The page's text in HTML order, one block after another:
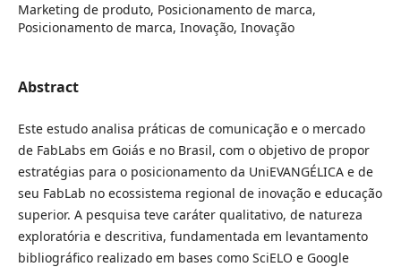
Marketing de produto, Posicionamento de marca,
Posicionamento de marca, Inovação, Inovação
Abstract
Este estudo analisa práticas de comunicação e o mercado
de FabLabs em Goiás e no Brasil, com o objetivo de propor
estratégias para o posicionamento da UniEVANGÉLICA e de
seu FabLab no ecossistema regional de inovação e educação
superior. A pesquisa teve caráter qualitativo, de natureza
exploratória e descritiva, fundamentada em levantamento
bibliográfico realizado em bases como SciELO e Google